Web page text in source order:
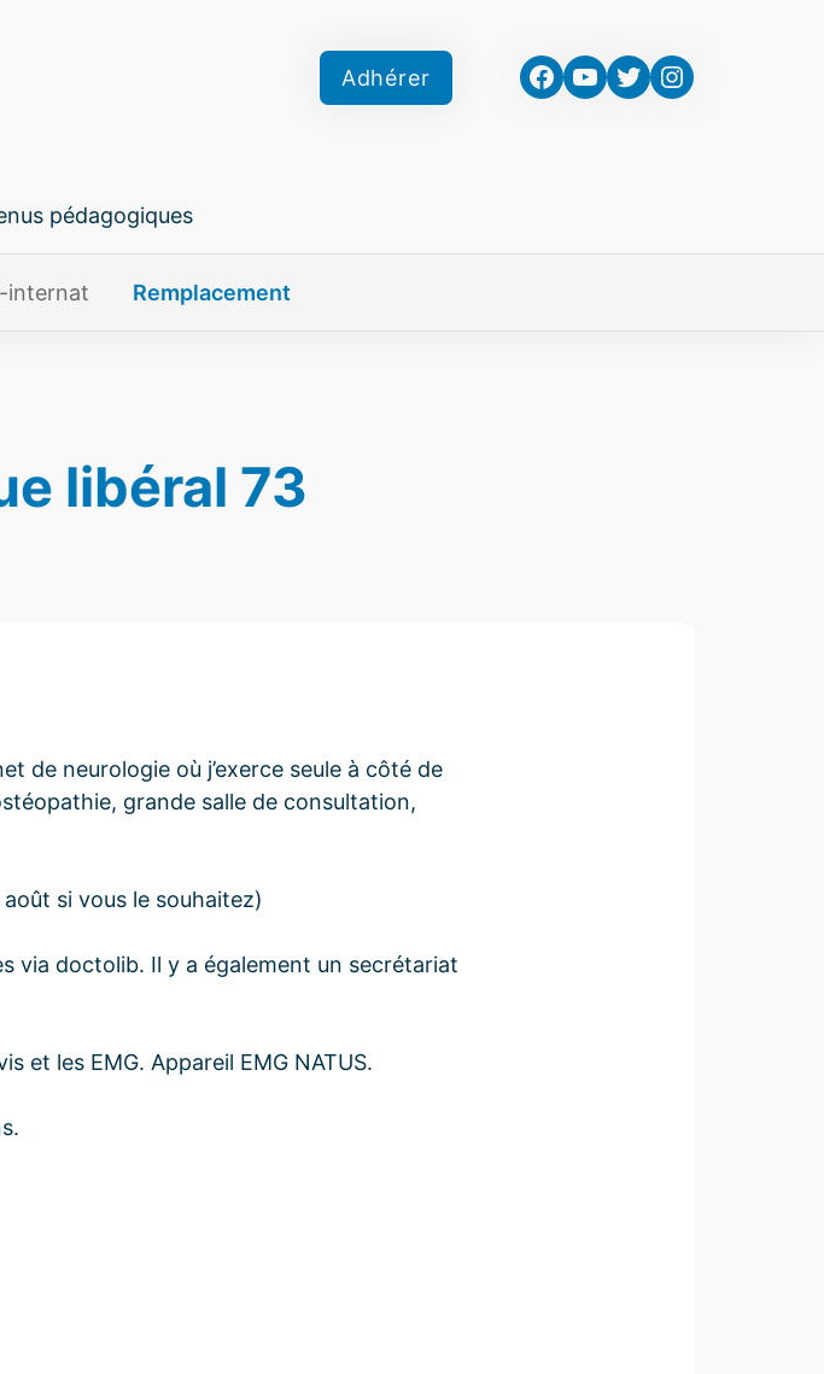
Adhérer Facebook
YouTube
TwitterInstagram
pédagogiques
internat Remplacement
libéral 73
de neurologie où j’exerce seule à côté de
grande salle de consultation,
si vous le souhaitez)
via doctolib. Il y a également un secrétariat
et les EMG. Appareil EMG NATUS.